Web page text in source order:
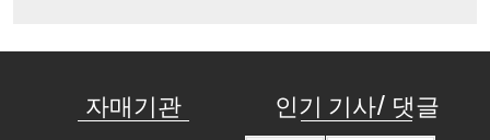
자매기관 인기 기사/ 댓글